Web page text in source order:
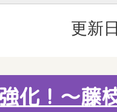
更新
化！～藤